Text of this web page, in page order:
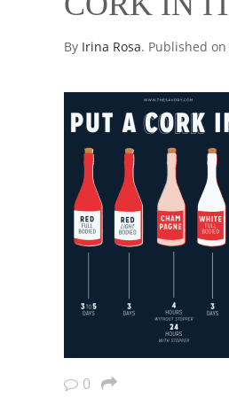
By Irina Rosa. Published on
0